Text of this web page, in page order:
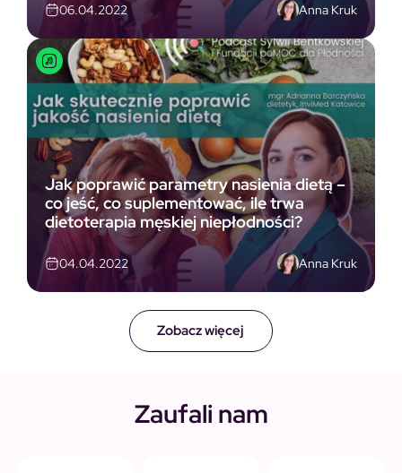
Zobacz więcej
06.04.2022 Anna Kruk
Jak poprawić parametry nasienia dietą –
co jeść, co suplementować, ile trwa
dietoterapia męskiej niepłodności?
04.04.2022 Anna Kruk
Zaufali nam